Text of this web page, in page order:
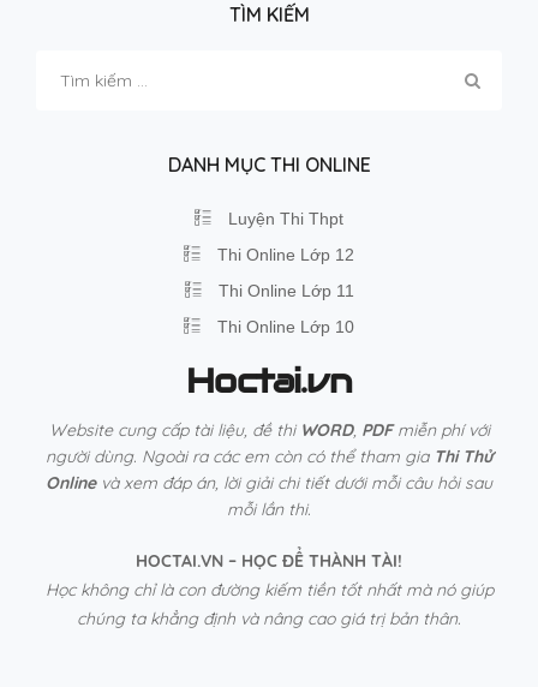
TÌM KIẾM
kiếm
DANH MỤC THI ONLINE
Luyện Thi Thpt
Thi Online Lớp 12
Thi Online Lớp 11
Thi Online Lớp 10
Hoctai.vn
Website cung cấp tài liệu, đề thi WORD, PDFmiễn phí với
người dùng. Ngoài ra các em còn có thể tham gia Thi Thử
Onlinevà xem đáp án, lời giải chi tiết dưới mỗi câu hỏi sau
mỗi lần thi.
HOCTAI.VN – HỌC ĐỂ THÀNH TÀI!
Học không chỉ là con đường kiếm tiền tốt nhất mà nó giúp
chúng ta khẳng định và nâng cao giá trị bản thân.